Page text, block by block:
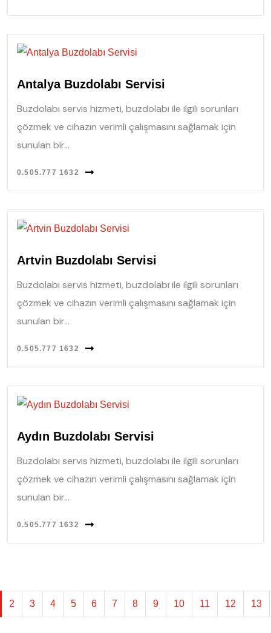
Antalya Buzdolabı Servisi
Buzdolabı servis hizmeti, buzdolabı ile ilgili sorunları
çözmek ve cihazın verimli çalışmasını sağlamak için
sunulan bir...
0.505.777 1632
Artvin Buzdolabı Servisi
Buzdolabı servis hizmeti, buzdolabı ile ilgili sorunları
çözmek ve cihazın verimli çalışmasını sağlamak için
sunulan bir...
0.505.777 1632
Aydın Buzdolabı Servisi
Buzdolabı servis hizmeti, buzdolabı ile ilgili sorunları
çözmek ve cihazın verimli çalışmasını sağlamak için
sunulan bir...
0.505.777 1632
2 3 4 5 6 7 8 9 10 11 12 13